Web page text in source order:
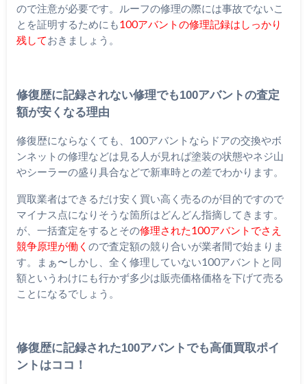
ので注意が必要です。ルーフの修理の際には事故でないこ
とを証明するためにも100アバントの修理記録はしっかり
残しておきましょう。
修復歴に記録されない修理でも100アバントの査定
額が安くなる理由
修復歴にならなくても、100アバントならドアの交換やボ
ンネットの修理などは見る人が見れば塗装の状態やネジ山
やシーラーの盛り具合などで新車時との差でわかります。
買取業者はできるだけ安く買い高く売るのが目的ですので
マイナス点になりそうな箇所はどんどん指摘してきます。
が、一括査定をするとその修理された100アバントでさえ
競争原理が働く ので査定額の競り合いが業者間で始まりま
す。まぁ〜しかし、全く修理していない100アバントと同
額というわけにも行かず多少は販売価格価格を下げて売る
ことになるでしょう。
修復歴に記録された100アバントでも高価買取ポイ
ントはココ！